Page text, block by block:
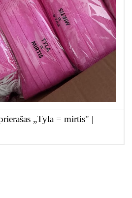
„Tyla = mirtis" |